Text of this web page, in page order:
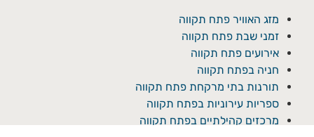
מזג האוויר פתח תקווה
זמני שבת פתח תקווה
אירועים פתח תקווה
חניה בפתח תקווה
תורנות בתי מרקחת פתח תקווה
ספריות עירוניות בפתח תקווה
מרכזים קהילתיים בפתח תקווה